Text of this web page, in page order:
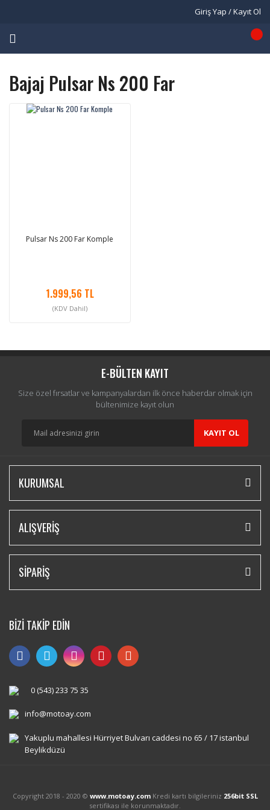
Giriş Yap / Kayıt Ol
Bajaj Pulsar Ns 200 Far
Pulsar Ns 200 Far Komple
1.999,56 TL
(KDV Dahil)
E-BÜLTEN KAYIT
Size özel fırsatlar ve kampanyalardan ilk önce haberdar olmak için
bültenimize kayıt olun
KAYIT OL
KURUMSAL
ALIŞVERİŞ
SİPARİŞ
BİZİ TAKİP EDİN
0 (543) 233 75 35
info@motoay.com
Yakuplu mahallesi Hürriyet Bulvarı caddesi no 65 / 17 istanbul
Beylikdüzü
Copyright 2018 - 2020 © www.motoay.comKredi kartı bilgileriniz 256bit SSL
sertifikası ile korunmaktadır.